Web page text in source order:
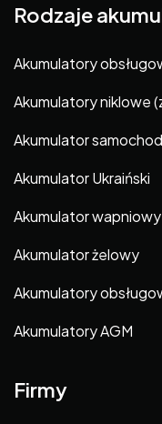
Rodzaje
Akumulatory
Akumulatory niklowe
Akumulator
Akumulator Ukraiński
Akumulator
Akumulator żelowy
Akumulatory
Akumulatory AGM
Firmy